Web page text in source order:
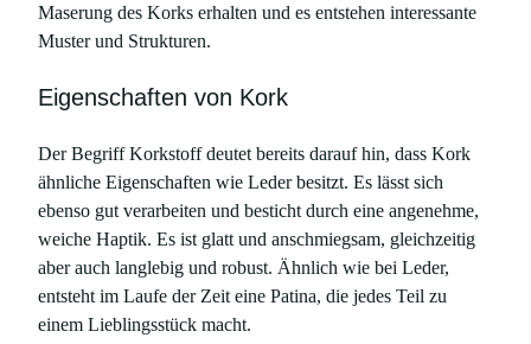
Maserung des Korks erhalten und es entstehen interessante
Muster und Strukturen.
Eigenschaften von Kork
Der Begriff Korkstoff deutet bereits darauf hin, dass Kork
ähnliche Eigenschaften wie Leder besitzt. Es lässt sich
ebenso gut verarbeiten und besticht durch eine angenehme,
weiche Haptik. Es ist glatt und anschmiegsam, gleichzeitig
aber auch langlebig und robust. Ähnlich wie bei Leder,
entsteht im Laufe der Zeit eine Patina, die jedes Teil zu
einem Lieblingsstück macht.